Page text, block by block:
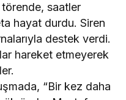
törende, saatler
hayat durdu. Siren
destek verdi.
hareket etmeyerek
“Bir kez daha